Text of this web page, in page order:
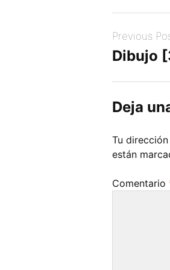
Previous
Dibujo
Deja
Tu
están
Comentario